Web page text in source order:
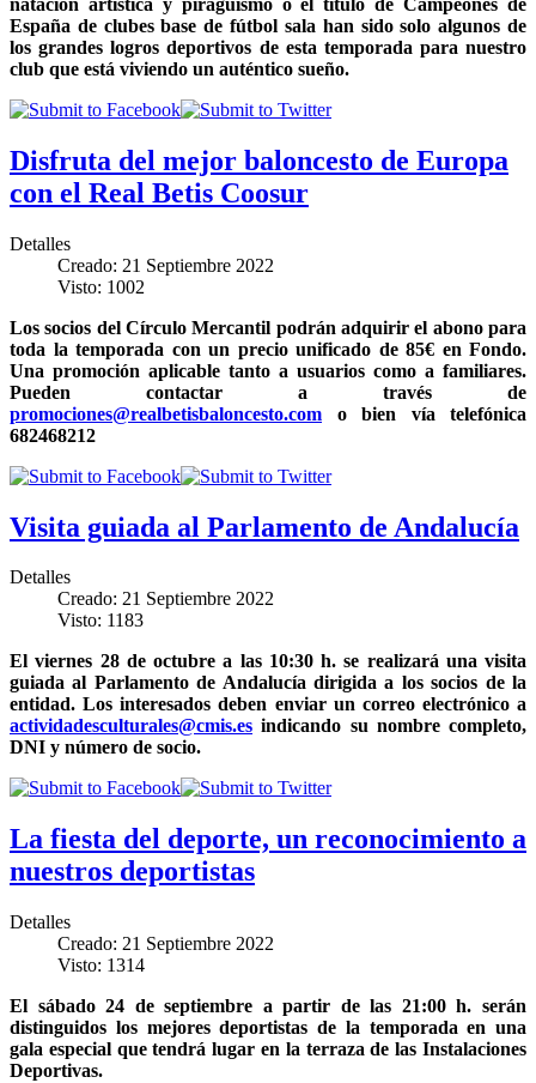
España de clubes base de fútbol sala han sido solo algunos de
los grandes logros deportivos de esta temporada para nuestro
club que está viviendo un auténtico sueño.
Disfruta del mejor baloncesto de Europa
con el Real Betis Coosur
Detalles
Creado: 21 Septiembre 2022
Visto: 1002
Los socios del Círculo Mercantil podrán adquirir el abono para
toda la temporada con un precio unificado de 85€ en Fondo.
Una promoción aplicable tanto a usuarios como a familiares.
Pueden contactar a través de
promociones@realbetisbaloncesto.com o bien vía telefónica
682468212
Visita guiada al Parlamento de Andalucía
Detalles
Creado: 21 Septiembre 2022
Visto: 1183
El viernes 28 de octubre a las 10:30 h. se realizará una visita
guiada al Parlamento de Andalucía dirigida a los socios de la
entidad. Los interesados deben enviar un correo electrónico a
actividadesculturales@cmis.es indicando su nombre completo,
DNI y número de socio.
La fiesta del deporte, un reconocimiento a
nuestros deportistas
Detalles
Creado: 21 Septiembre 2022
Visto: 1314
El sábado 24 de septiembre a partir de las 21:00 h. serán
distinguidos los mejores deportistas de la temporada en una
gala especial que tendrá lugar en la terraza de las Instalaciones
Deportivas.